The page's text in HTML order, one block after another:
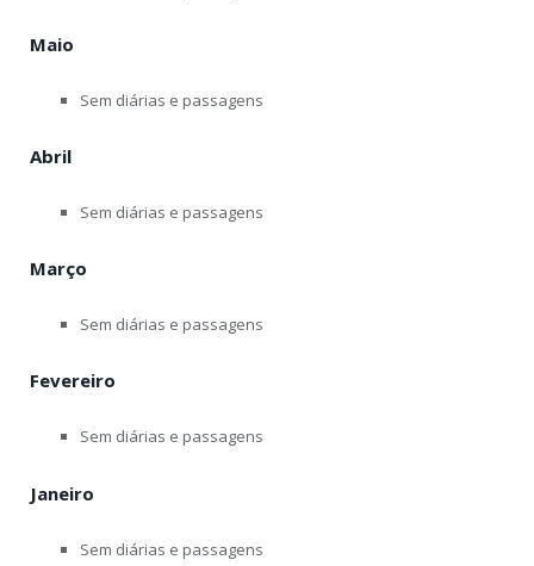
Maio
Sem diárias e passagens
Abril
Sem diárias e passagens
Março
Sem diárias e passagens
Fevereiro
Sem diárias e passagens
Janeiro
Sem diárias e passagens